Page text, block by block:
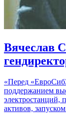
Вячеслав
«Перед
поддержанием
электростанций,
активов,